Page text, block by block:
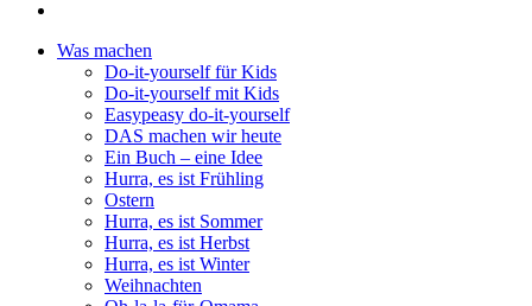
Was machen
Do-it-yourself für Kids
Do-it-yourself mit Kids
Easypeasy do-it-yourself
DAS machen wir heute
Ein Buch – eine Idee
Hurra, es ist Frühling
Ostern
Hurra, es ist Sommer
Hurra, es ist Herbst
Hurra, es ist Winter
Weihnachten